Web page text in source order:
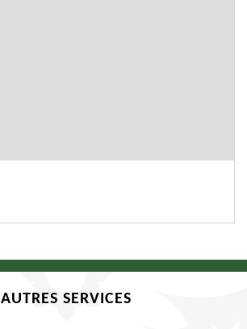
AUTRES SERVICES